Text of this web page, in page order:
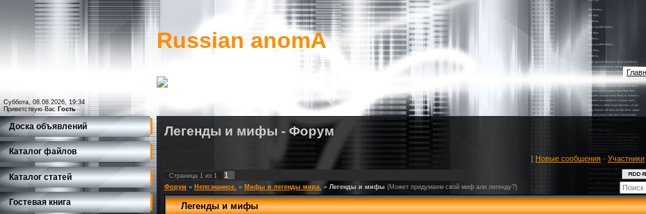
Суббота, 08.08.2026, 19:34
Приветствую Вас Гость
Russian anomA
Доска объявлений
Каталог файлов
Каталог статей
Гостевая книга
Легенды и мифы - Форум
[ Новые сообщения · Участники
Страница 1 из 1 1
Форум » Непознанное. » Мифы и легенды мира. » Легенды и мифы (Может придумаем свой миф али легенду?)
Легенды и мифы